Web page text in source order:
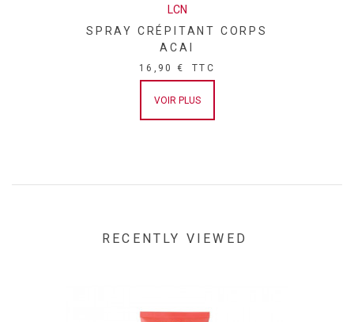
LCN
SPRAY CRÉPITANT CORPS
ACAI
16,90 € TTC
VOIR PLUS
RECENTLY VIEWED